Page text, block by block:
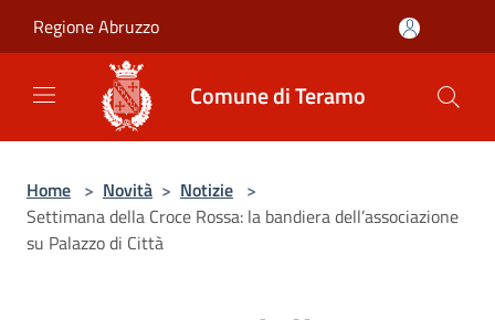
Regione Abruzzo
Comune di Teramo
Home > Novità > Notizie >
Settimana della Croce Rossa: la bandiera dell’associazione
su Palazzo di Città